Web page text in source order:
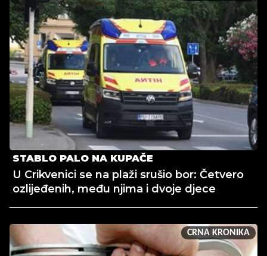
STABLO PALO NA KUPAČE
U Crikvenici se na plaži srušio bor: Četvero
ozlijeđenih, među njima i dvoje djece
CRNA KRONIKA